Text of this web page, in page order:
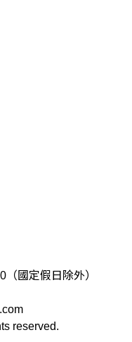
國定假日除外）
reserved.